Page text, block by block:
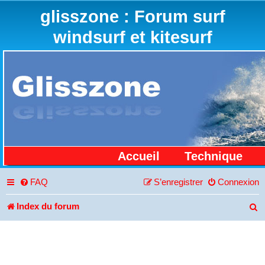
glisszone : Forum surf
windsurf et kitesurf
Accueil Technique
FAQ Connexion
S’enregistrer
Index du forum